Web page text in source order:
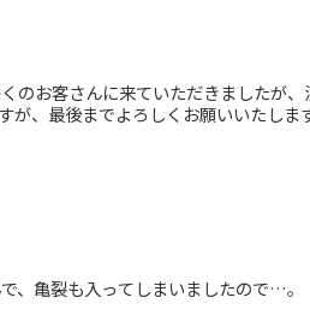
のお客さんに来ていただきましたが
、最後までよろしくお願いいたしま
、亀裂も入ってしまいましたので…